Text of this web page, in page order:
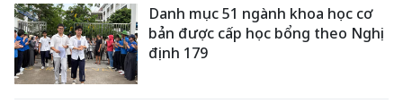
Danh mục 51 ngành khoa học cơ
bản được cấp học bổng theo Nghị
định 179